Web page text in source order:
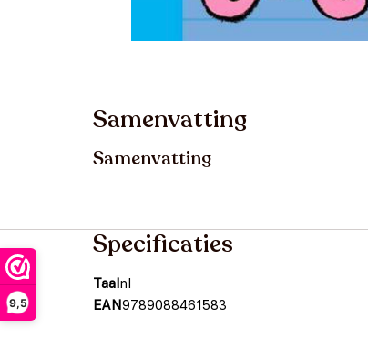
9,5
Samenvatting
Samenvatting
Specificaties
Taalnl
EAN9789088461583